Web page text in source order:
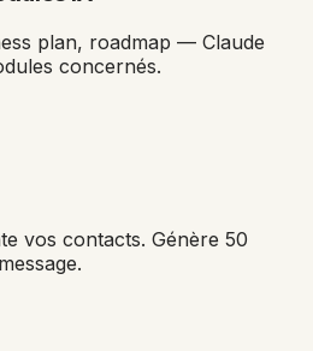
plan, roadmap — Claude
concernés.
vos contacts. Génère 50